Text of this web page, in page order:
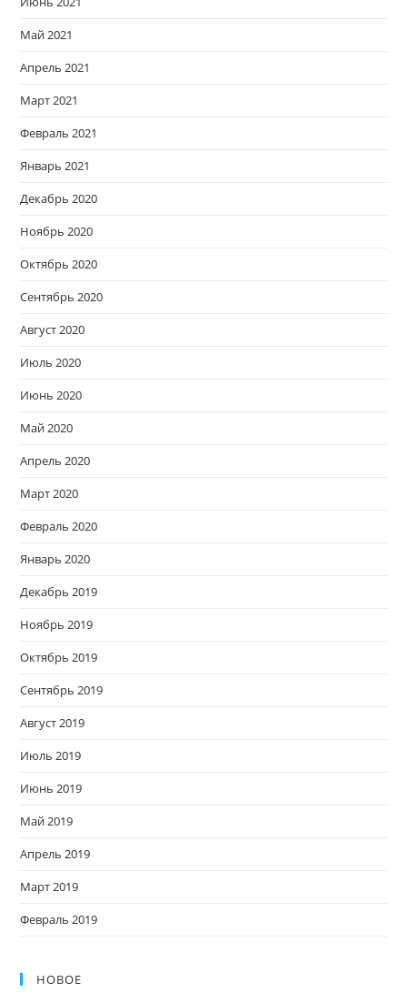
Май 2021
Апрель 2021
Март 2021
Февраль 2021
Январь 2021
Декабрь 2020
Ноябрь 2020
Октябрь 2020
Сентябрь 2020
Август 2020
Июль 2020
Июнь 2020
Май 2020
Апрель 2020
Март 2020
Февраль 2020
Январь 2020
Декабрь 2019
Ноябрь 2019
Октябрь 2019
Сентябрь 2019
Август 2019
Июль 2019
Июнь 2019
Май 2019
Апрель 2019
Март 2019
Февраль 2019
НОВОЕ